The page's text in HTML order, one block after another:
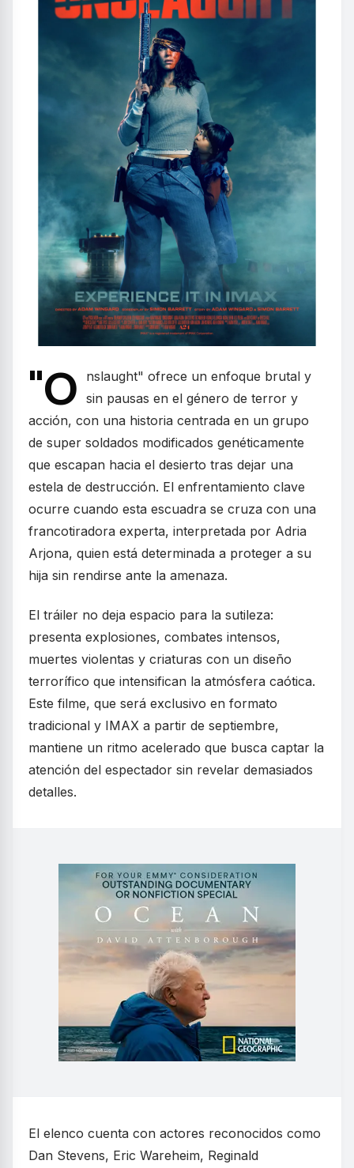
"O
nslaught" ofrece un enfoque brutal y
sin pausas en el género de terror y
acción, con una historia centrada en un grupo
de super soldados modificados genéticamente
que escapan hacia el desierto tras dejar una
estela de destrucción. El enfrentamiento clave
ocurre cuando esta escuadra se cruza con una
francotiradora experta, interpretada por Adria
Arjona, quien está determinada a proteger a su
hija sin rendirse ante la amenaza.
El tráiler no deja espacio para la sutileza:
presenta explosiones, combates intensos,
muertes violentas y criaturas con un diseño
terrorífico que intensifican la atmósfera caótica.
Este filme, que será exclusivo en formato
tradicional y IMAX a partir de septiembre,
mantiene un ritmo acelerado que busca captar la
atención del espectador sin revelar demasiados
detalles.
El elenco cuenta con actores reconocidos como
Dan Stevens, Eric Wareheim, Reginald